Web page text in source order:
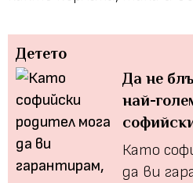
Детето
Да не
най-
Като
да ви